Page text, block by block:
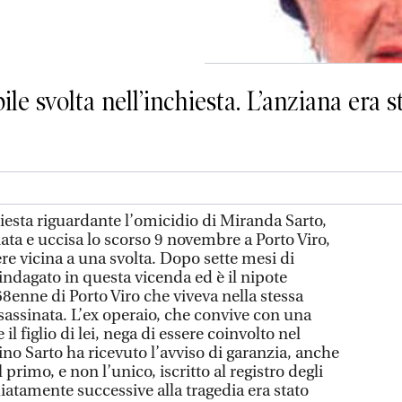
svolta nell’inchiesta. L’anziana era
riguardante l’omicidio di Miranda Sarto,
e uccisa lo scorso 9 novembre a Porto Viro,
vicina a una svolta. Dopo sette mesi di
in questa vicenda ed è il nipote
di Porto Viro che viveva nella stessa
L’ex operaio, che convive con una
figlio di lei, nega di essere coinvolto nel
Sarto ha ricevuto l’avviso di garanzia, anche
primo, e non l’unico, iscritto al registro degli
successive alla tragedia era stato